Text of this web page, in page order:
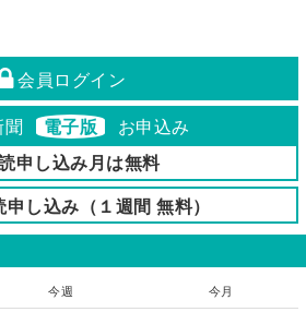
会員ログイン
電子版
お申込み
申し込み月は無料
し込み（１週間 無料）
今週 今月